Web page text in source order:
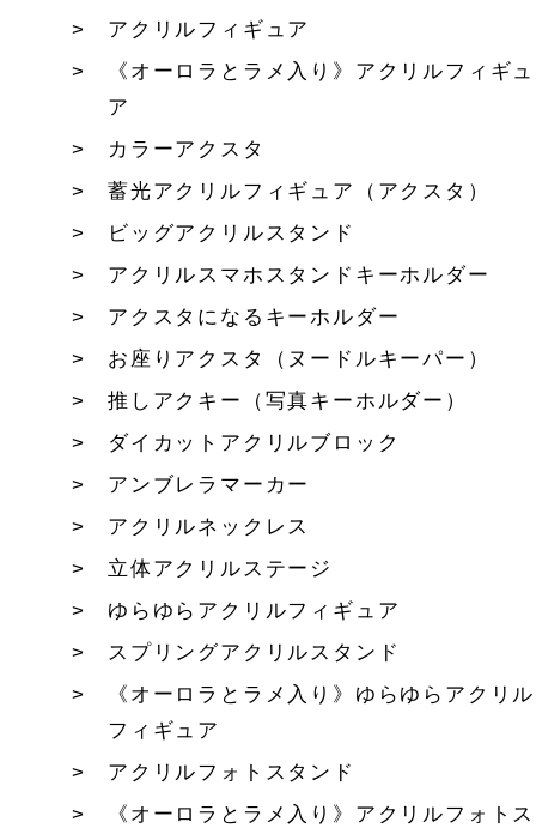
アクリルフィギュア
《オーロラとラメ入り》アクリルフィギュ
ア
カラーアクスタ
蓄光アクリルフィギュア（アクスタ）
ビッグアクリルスタンド
アクリルスマホスタンドキーホルダー
アクスタになるキーホルダー
お座りアクスタ（ヌードルキーパー）
推しアクキー（写真キーホルダー）
ダイカットアクリルブロック
アンブレラマーカー
アクリルネックレス
立体アクリルステージ
ゆらゆらアクリルフィギュア
スプリングアクリルスタンド
《オーロラとラメ入り》ゆらゆらアクリル
フィギュア
アクリルフォトスタンド
《オーロラとラメ入り》アクリルフォトス